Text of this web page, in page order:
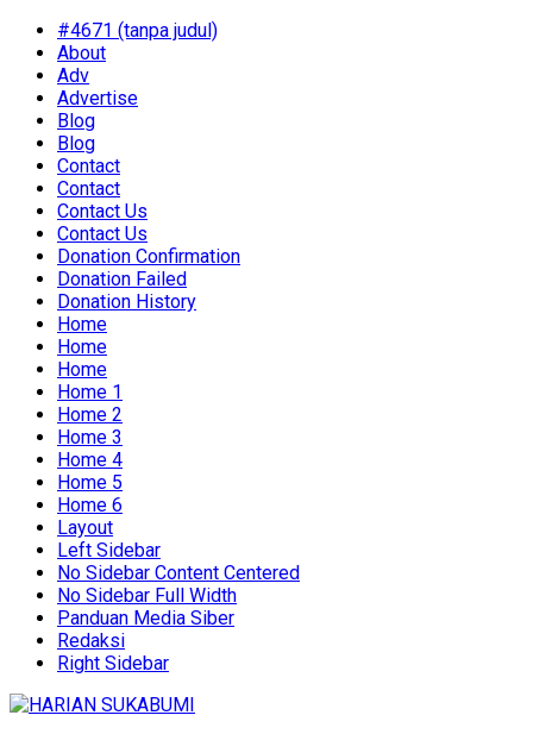
#4671 (tanpa judul)
About
Adv
Advertise
Blog
Blog
Contact
Contact
Contact Us
Contact Us
Donation Confirmation
Donation Failed
Donation History
Home
Home
Home
Home 1
Home 2
Home 3
Home 4
Home 5
Home 6
Layout
Left Sidebar
No Sidebar Content Centered
No Sidebar Full Width
Panduan Media Siber
Redaksi
Right Sidebar